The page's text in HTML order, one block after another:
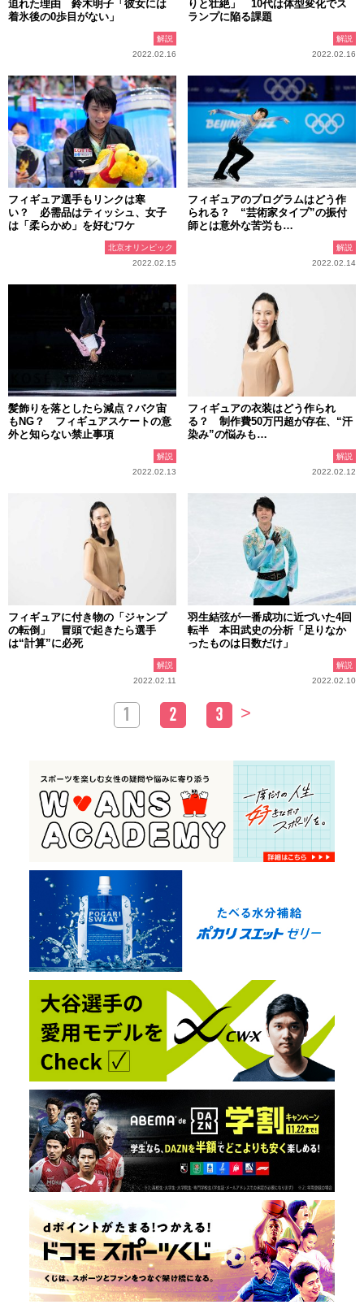
迫れた理由 鈴木明子「彼女には
着氷後の0歩目がない」
解説
2022.02.16
りと壮絶」 10代は体型変化でス
ランプに陥る課題
解説
2022.02.16
フィギュア選手もリンクは寒
い？ 必需品はティッシュ、女子
は「柔らかめ」を好むワケ
北京オリンピック
2022.02.15
フィギュアのプログラムはどう作
られる？ “芸術家タイプ”の振付
師とは意外な苦労も…
解説
2022.02.14
髪飾りを落としたら減点？バク宙
もNG？ フィギュアスケートの意
外と知らない禁止事項
解説
2022.02.13
フィギュアの衣装はどう作られ
る？ 制作費50万円超が存在、“汗
染み”の悩みも…
解説
2022.02.12
フィギュアに付き物の「ジャンプ
の転倒」 冒頭で起きたら選手
は“計算”に必死
解説
2022.02.11
羽生結弦が一番成功に近づいた4回
転半 本田武史の分析「足りなか
ったものは日数だけ」
解説
2022.02.10
1 2 3 >